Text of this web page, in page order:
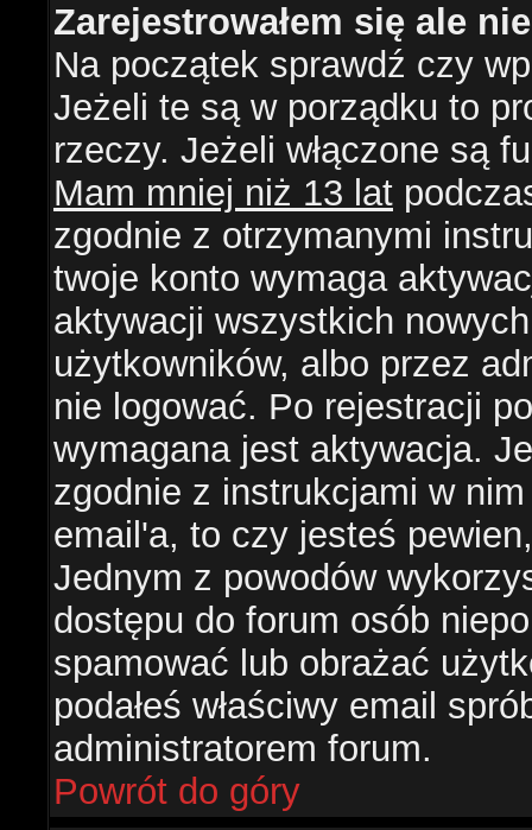
Zarejestrowałem się ale
Na początek sprawdź czy
Jeżeli te są w porządku to
rzeczy. Jeżeli włączone są
Mam mniej niż 13 lat
zgodnie z otrzymanymi
twoje konto wymaga
aktywacji wszystkich
użytkowników, albo przez
nie logować. Po rejestracji
wymagana jest aktywacja.
zgodnie z instrukcjami w
email'a, to czy jesteś
Jednym z powodów
dostępu do forum osób
spamować lub obrażać
podałeś właściwy email
administratorem forum.
Powrót do góry